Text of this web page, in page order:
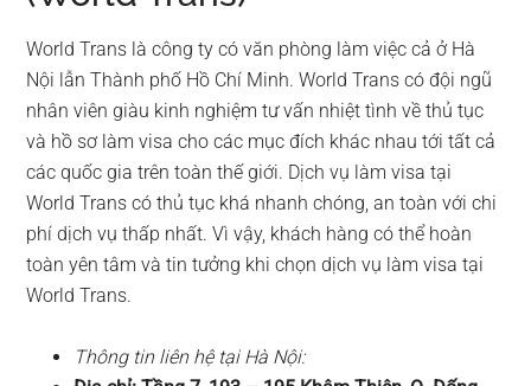
World Trans là công ty có văn phòng làm việc cả ở Hà
Nội lẫn Thành phố Hồ Chí Minh. World Trans có đội ngũ
nhân viên giàu kinh nghiệm tư vấn nhiệt tình về thủ tục
và hồ sơ làm visa cho các mục đích khác nhau tới tất cả
các quốc gia trên toàn thế giới. Dịch vụ làm visa tại
World Trans có thủ tục khá nhanh chóng, an toàn với chi
phí dịch vụ thấp nhất. Vì vậy, khách hàng có thể hoàn
toàn yên tâm và tin tưởng khi chọn dịch vụ làm visa tại
World Trans.
Thông tin liên hệ tại Hà Nội: